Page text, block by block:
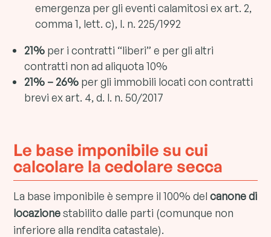
emergenza per gli eventi calamitosi ex art. 2,
comma 1, lett. c), l. n. 225/1992
21% per i contratti “liberi” e per gli altri
contratti non ad aliquota 10%
21% – 26% per gli immobili locati con contratti
brevi ex art. 4, d. l. n. 50/2017
Le base imponibile su cui
calcolare la cedolare secca
La base imponibile è sempre il 100% delcanone di
locazionestabilito dalle parti (comunque non
inferiore alla rendita catastale).